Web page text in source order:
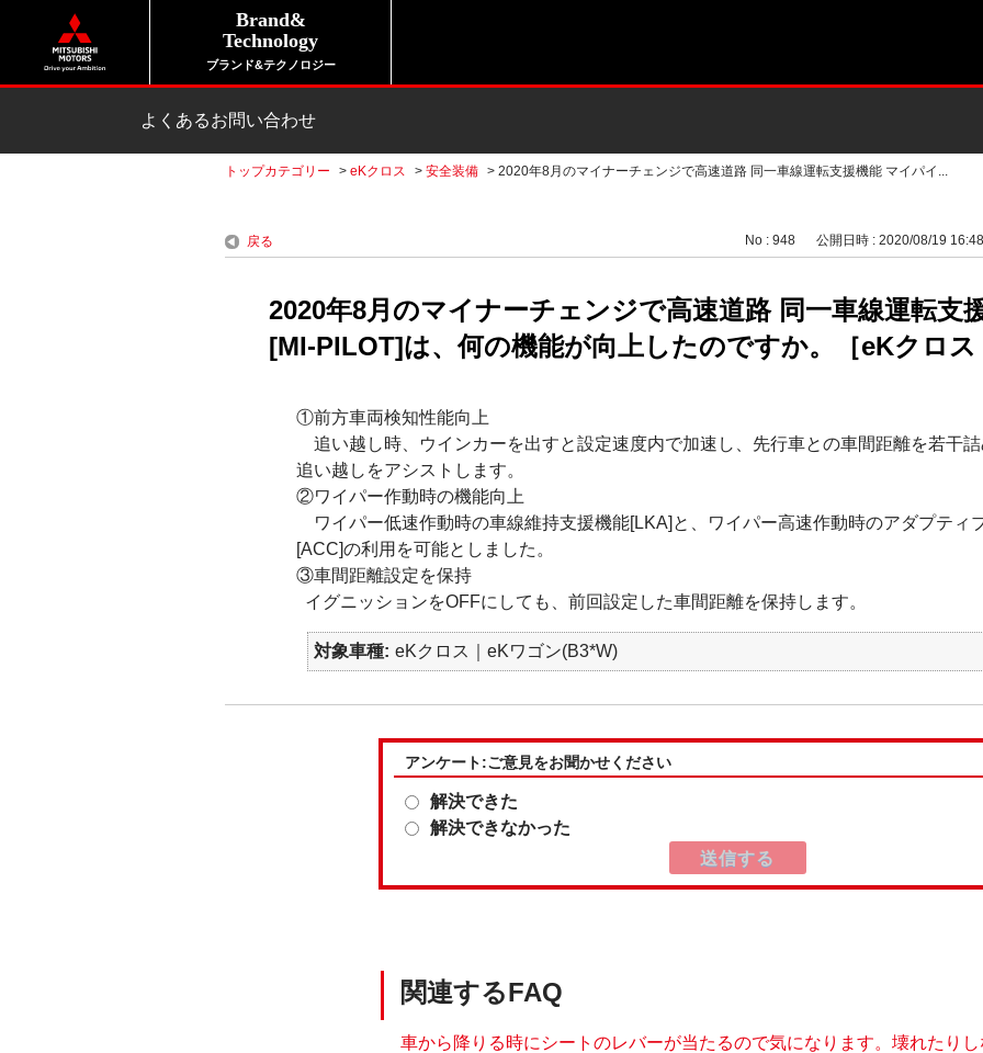
Brand&
Technology
ブランド&テクノロジー
よくあるお問い合わせ
トップカテゴリー > eKクロス > 安全装備 > 2020年8月のマイナーチェンジで高速道路 同一車線運転支援機能 マイパイ...
戻る No : 948 公開日時 : 2020/08/19 16:48
2020年8月のマイナーチェンジで高速道路 同一車線運転支
[MI-PILOT]は、何の機能が向上したのですか。［eKクロス
①前方車両検知性能向上
追い越し時、ウインカーを出すと設定速度内で加速し、先行車との車間距離を若干
追い越しをアシストします。
②ワイパー作動時の機能向上
ワイパー低速作動時の車線維持支援機能[LKA]と、ワイパー高速作動時のアダプティ
[ACC]の利用を可能としました。
③車間距離設定を保持
イグニッションをOFFにしても、前回設定した車間距離を保持します。
対象車種 eKクロス｜eKワゴン(B3*W)
アンケート:ご意見をお聞かせください
解決できた
解決できなかった
関連するFAQ
車から降りる時にシートのレバーが当たるので気になります。壊れたりし